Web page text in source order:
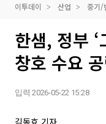
이투데이 산업 중기/
한샘, 정부 ‘
창호 수요
입력 2026-05-22 15:28
김동효 기자